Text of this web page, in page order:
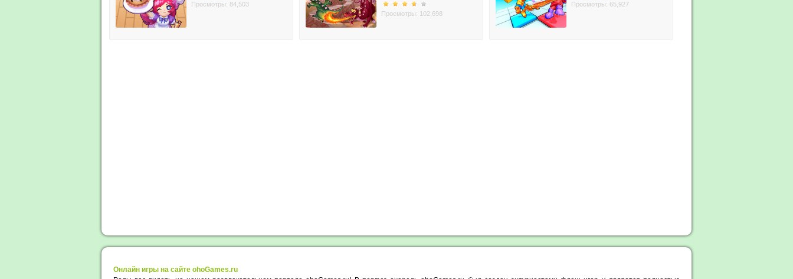
Просмотры: 84,503
Просмотры: 102,698
Просмотры: 65,927
Онлайн игры на сайте ohoGames.ru